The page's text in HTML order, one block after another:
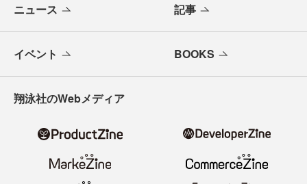
ニュース 記事
イベント BOOKS
翔泳社のWebメディア